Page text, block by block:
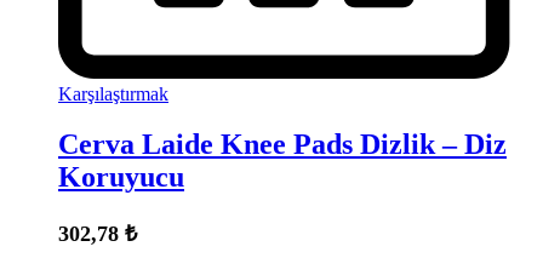
Karşılaştırmak
Cerva Laide Knee Pads Dizlik – Diz
Koruyucu
302,78 ₺